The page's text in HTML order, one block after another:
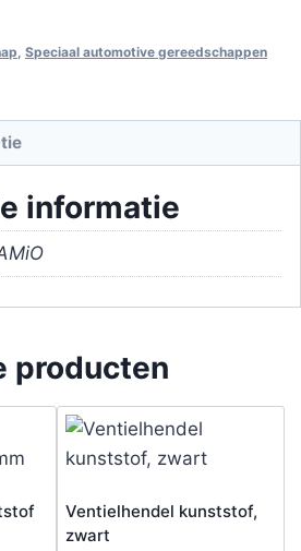
, Speciaal automotive gereedschappen
informatie
producten
Ventielhendel kunststof,
zwart